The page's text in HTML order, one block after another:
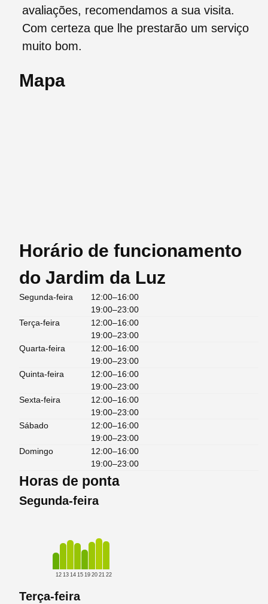
avaliações, recomendamos a sua visita.
Com certeza que lhe prestarão um serviço
muito bom.
Mapa
Horário de funcionamento
do Jardim da Luz
Segunda-feira
12:00–16:00
19:00–23:00
Terça-feira
12:00–16:00
19:00–23:00
Quarta-feira
12:00–16:00
19:00–23:00
Quinta-feira
12:00–16:00
19:00–23:00
Sexta-feira
12:00–16:00
19:00–23:00
Sábado
12:00–16:00
19:00–23:00
Domingo
12:00–16:00
19:00–23:00
Horas de ponta
Segunda-feira
12 13 14 15 19 20 21 22
Terça-feira